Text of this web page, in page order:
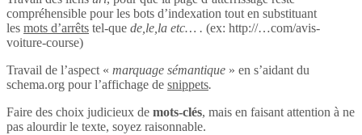
compréhensible pour les bots d’indexation tout en substituant
les mots d’arrêts tel-que de,le,la etc… . (ex: http://…com/avis-
voiture-course)
Travail de l’aspect « marquage sémantique » en s’aidant du
schema.org pour l’affichage de snippets.
Faire des choix judicieux de mots-clés, mais en faisant attention à ne
pas alourdir le texte, soyez raisonnable.